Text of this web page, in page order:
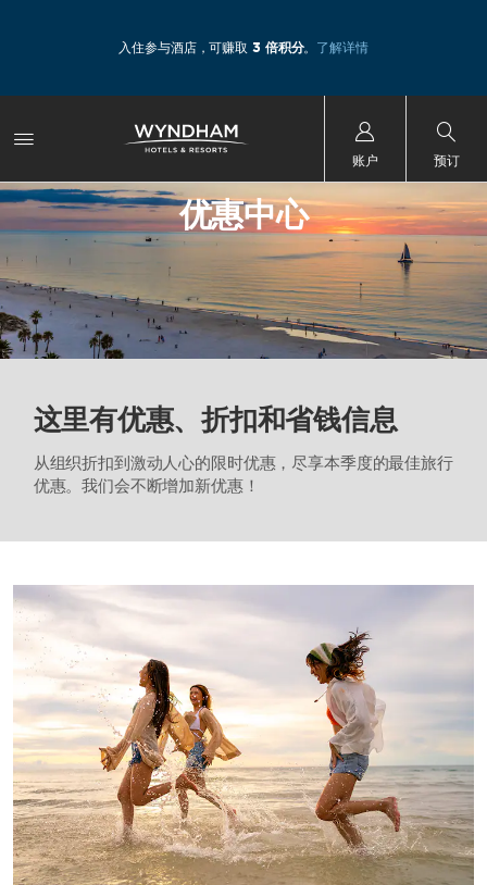
入住参与酒店，可赚取3 倍积分。 了解详情
账户 预订
优惠中心
这里有优惠、折扣和省钱信息
从组织折扣到激动人心的限时优惠，尽享本季度的最佳旅行
优惠。我们会不断增加新优惠！